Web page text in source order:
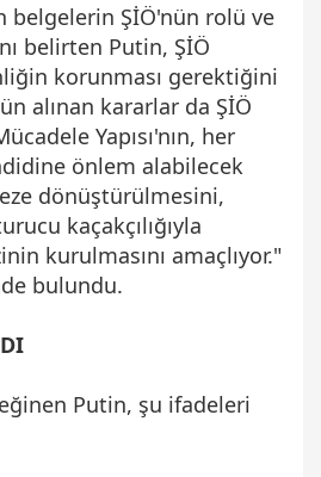
belgelerin ŞİÖ'nün rolü ve
belirten Putin, ŞİÖ
korunması gerektiğini
alınan kararlar da ŞİÖ
Yapısı'nın, her
önlem alabilecek
dönüştürülmesini,
kaçakçılığıyla
kurulmasını amaçlıyor."
bulundu.
Putin, şu ifadeleri